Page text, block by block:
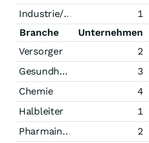
Industrie/Mischkonzerne
1
Branche
Unternehmen
Versorger
2
Gesundheitswesen
3
Chemie
4
Halbleiter
1
Pharmaindustrie
2